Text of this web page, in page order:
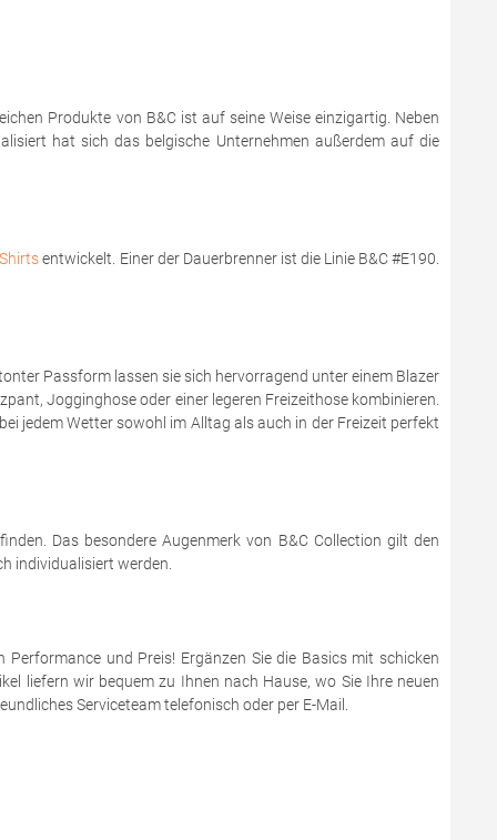
Produkte von B&C ist auf seine Weise einzigartig. Neben
hat sich das belgische Unternehmen außerdem auf die
entwickelt. Einer der Dauerbrenner ist die Linie B&C #E190.
Passform lassen sie sich hervorragend unter einem Blazer
Jogginghose oder einer legeren Freizeithose kombinieren.
jedem Wetter sowohl im Alltag als auch in der Freizeit perfekt
Das besondere Augenmerk von B&C Collection gilt den
individualisiert werden.
und Preis! Ergänzen Sie die Basics mit schicken
liefern wir bequem zu Ihnen nach Hause, wo Sie Ihre neuen
Serviceteam telefonisch oder per E-Mail.